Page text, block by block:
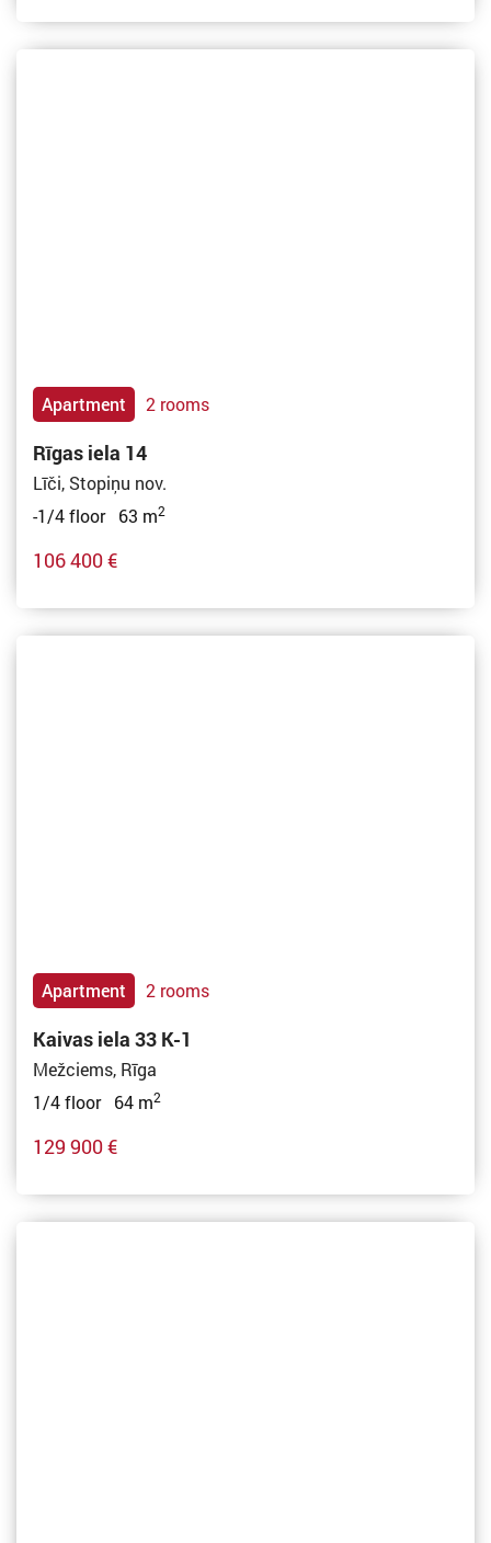
Apartment 2 rooms
Rīgas iela 14
Līči, Stopiņu nov.
-1/4 floor 63 m2
106 400 €
Apartment 2 rooms
Kaivas iela 33 K-1
Mežciems, Rīga
1/4 floor 64 m2
129 900 €